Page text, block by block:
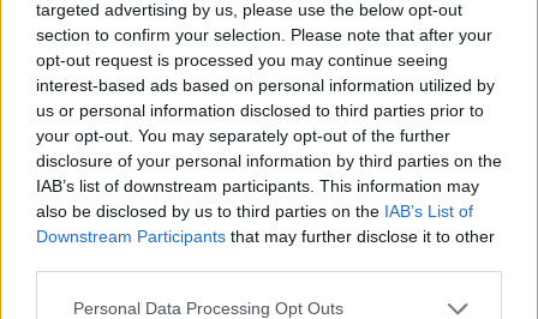
targeted advertising by us, please use the below opt-out
section to confirm your selection. Please note that after your
opt-out request is processed you may continue seeing
interest-based ads based on personal information utilized by
us or personal information disclosed to third parties prior to
your opt-out. You may separately opt-out of the further
disclosure of your personal information by third parties on the
IAB’s list of downstream participants. This information may
also be disclosed by us to third parties on the IAB’s List of
Downstream Participants that may further disclose it to other
Personal Data Processing Opt Outs
Hablar al bebé en dos idiomas desde el
nacimiento: ¿le beneficia o lo confunde?
LEER
"No entendía que era mi hijo": despertó del coma
sin recordar que había dado a luz. ¿Qué pasó?